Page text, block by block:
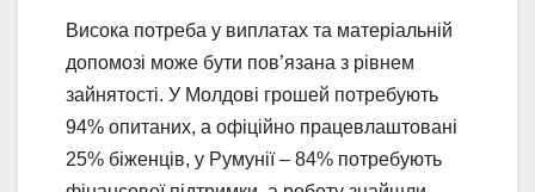
Висока потреба у виплатах та матеріальній
допомозі може бути пов’язана з рівнем
зайнятості. У Молдові грошей потребують
94% опитаних, а офіційно працевлаштовані
25% біженців, у Румунії – 84% потребують